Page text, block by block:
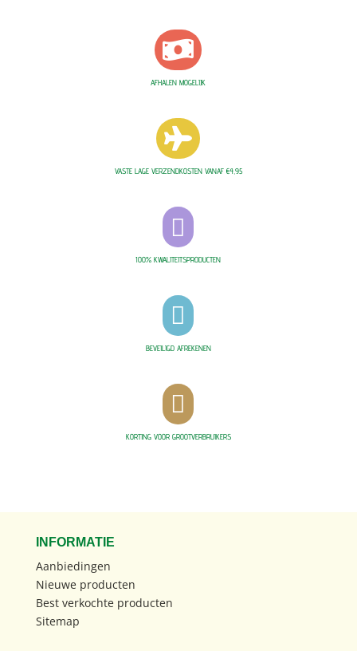

AFHALEN MOGELIJK

VASTE LAGE VERZENDKOSTEN VANAF €4,95

100% KWALITEITSPRODUCTEN

BEVEILIGD AFREKENEN

KORTING VOOR GROOTVERBRUIKERS
INFORMATIE
Aanbiedingen
Nieuwe producten
Best verkochte producten
Sitemap